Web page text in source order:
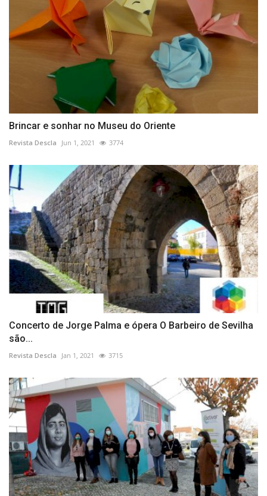
Brincar e sonhar no Museu do Oriente
Revista Descla Jun 1, 2021 3774
Concerto de Jorge Palma e ópera O Barbeiro de Sevilha
são...
Revista Descla Jan 1, 2021 3715